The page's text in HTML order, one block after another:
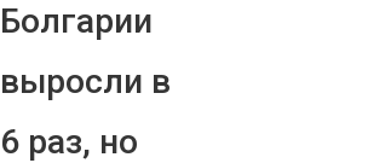
Болгарии
выросли в
6 раз, но